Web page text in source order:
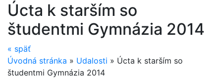
Úcta k starším so
študentmi Gymnázia 2014
« späť
Úvodná stránka » Udalosti » Úcta k starším so
študentmi Gymnázia 2014